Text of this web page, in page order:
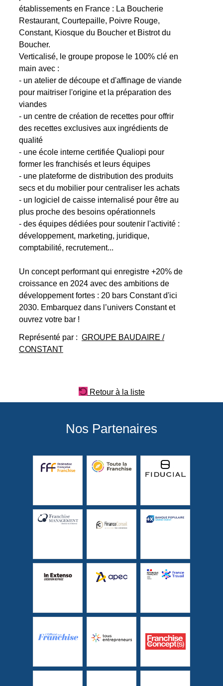
établissements en France : La Boucherie
Restaurant, Courtepaille, Poivre Rouge,
Constant, Kiosque du Boucher et Bistrot du
Boucher.
Verticalisé, le groupe propose le 100% clé en
main avec :
- un atelier de découpe et d'affinage de viande
pour maitriser l'origine et la préparation des
viandes
- un centre de création de recettes pour offrir
des recettes exclusives aux ingrédients de
qualité
- une école interne certifiée Qualiopi pour
former les franchisés et leurs équipes
- une plateforme de distribution des produits
secs et du mobilier pour centraliser les achats
- un logiciel de caisse internalisé pour être au
plus proche des besoins opérationnels
- des équipes dédiées pour soutenir l'activité :
développement, marketing, juridique,
comptabilité, recrutement...
Un concept performant qui enregistre +20% de
croissance en 2024 avec des ambitions de
développement fortes : 20 bars Constant d'ici
2030. Embarquez dans l’univers Constant et
ouvrez votre bar !
Représenté par : GROUPE BAUDAIRE /
CONSTANT
Retour à la liste
Nos Partenaires